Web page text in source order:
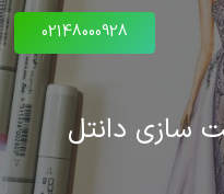
02148000928
سازی دانتل